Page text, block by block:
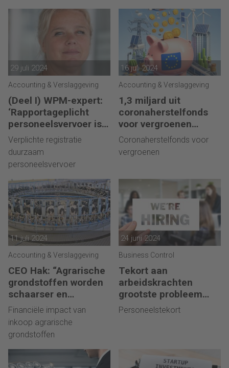
29 juli 2024
Accounting & Verslaggeving
(Deel I) WPM-expert:
‘Rapportageplicht
personeelsvervoer is
geen simpele
boekhoudexercitie’
Verplichte registratie
duurzaam
personeelsvervoer
16 juli 2024
Accounting & Verslaggeving
1,3 miljard uit
coronaherstelfonds
voor vergroenen
bedrijfsleven
Coronaherstelfonds voor
vergroenen
11 juli 2024
Accounting & Verslaggeving
CEO Hak: “Agrarische
grondstoffen worden
schaarser en
seizoensgebonden”
Financiële impact van
inkoop agrarische
grondstoffen
24 juni 2024
Business Control
Tekort aan
arbeidskrachten
grootste probleem
voor industrie
Personeelstekort